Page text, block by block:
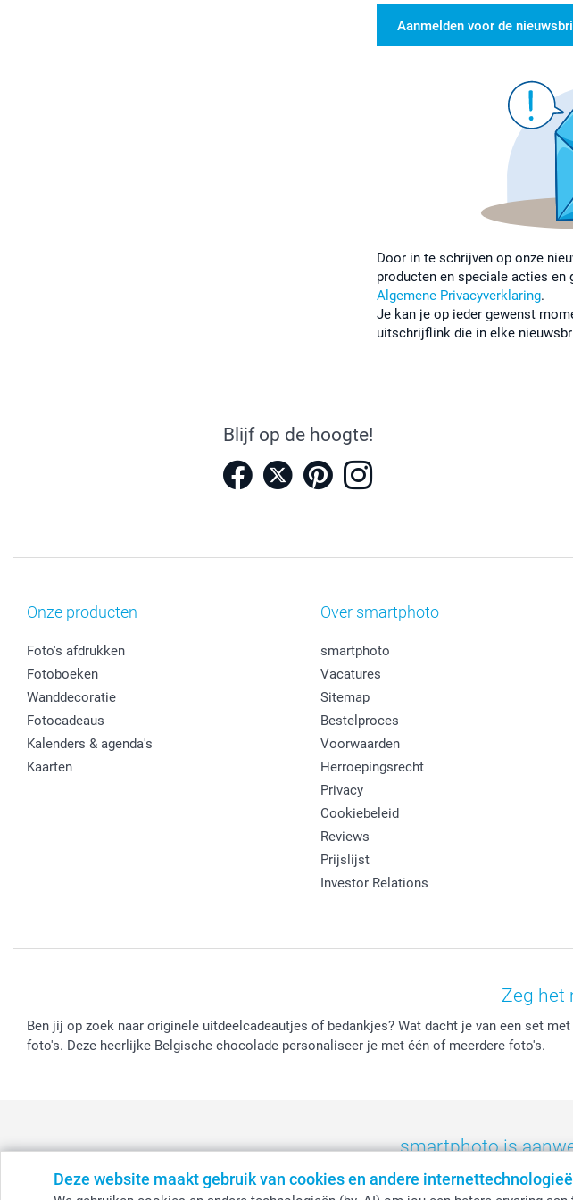
Deze website maakt gebruik van cookies en andere
Aanmelden voor de
Door in te schrijven op onze
producten en speciale acties en
Algemene Privacyverklaring.
Je kan je op ieder gewenst
uitschrijflink die in elke
Blijf op de hoogte!
Onze producten
Foto's afdrukken
Fotoboeken
Wanddecoratie
Fotocadeaus
Kalenders & agenda's
Kaarten
Over smartphoto
smartphoto
Vacatures
Sitemap
Bestelproces
Voorwaarden
Herroepingsrecht
Privacy
Cookiebeleid
Reviews
Prijslijst
Investor Relations
Zeg het
Ben jij op zoek naar originele uitdeelcadeautjes of bedankjes? Wat dacht je van een set
foto's. Deze heerlijke Belgische chocolade personaliseer je met één of meerdere foto's.
smartphoto is
België - Belgique - Danmark - Deutschland - France - Ireland - Nederland - Norge -